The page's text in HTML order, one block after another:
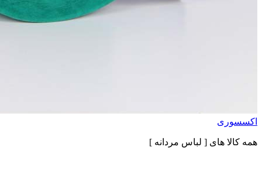
اکسسوری
همه کالا های [ لباس مردانه ]